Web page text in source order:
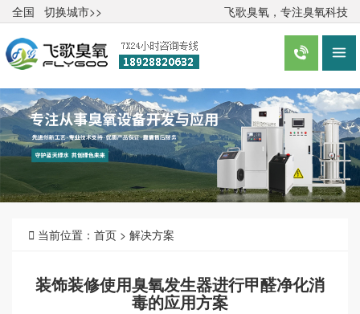
全国 切换城市>> 飞歌臭氧，专注臭氧科技
 
 当前位置： 首页 > 解决方案
装饰装修使用臭氧发生器进行甲醛净化消
毒的应用方案